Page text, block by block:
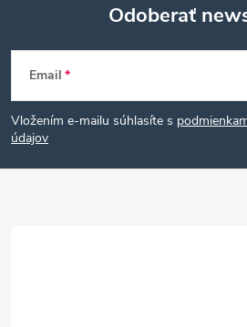
Z
á
p
Odoberať
Email
Vložením e-mailu súhlasíte s
údajov